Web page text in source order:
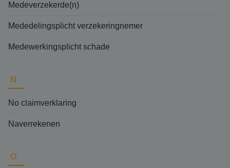
Medeverzekerde(n)
Mededelingsplicht verzekeringnemer
Medewerkingsplicht schade
N
No claimverklaring
Naverrekenen
O